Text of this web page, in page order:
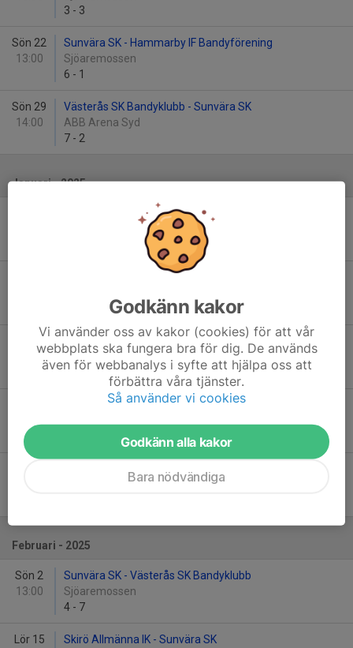
3 - 3
Sön 22
13:00
Sunvära SK - Hammarby IF Bandyförening
Sjöaremossen
6 - 1
Sön 29
14:00
Västerås SK Bandyklubb - Sunvära SK
ABB Arena Syd
7 - 2
Januari - 2025
Hammarby IF Bandyförening - Sunvära SK
Zinkensdamms IP
Sunvära SK - Tranås BOIS BK
19:30
Surte BK - Sunvära SK
Ale Arena
6 - 5
Sunvära SK - Mölndal Bandyklubb
OEM Arena, Tranås
Februari - 2025
Sön 2
13:00
Sunvära SK - Västerås SK Bandyklubb
Sjöaremossen
4 - 7
Lör 15
Skirö Allmänna IK - Sunvära SK
Godkänn kakor
Vi använder oss av kakor (cookies) för att vår
webbplats ska fungera bra för dig. De används
även för webbanalys i syfte att hjälpa oss att
förbättra våra tjänster.
Så använder vi cookies
Godkänn alla kakor
Bara nödvändiga